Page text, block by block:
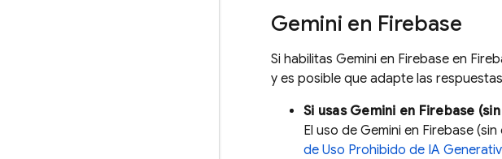
Gemini en Firebase
Si habilitas Gemini en Firebase en
y es posible que adapte las
Si usas Gemini en Firebase
El uso de Gemini en Firebase (sin
de Uso Prohibido de IA